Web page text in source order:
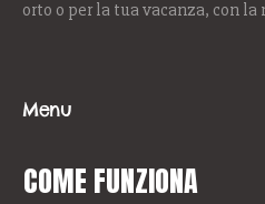
orto o per la tua vacanza, con la
Menu
COME FUNZIONA